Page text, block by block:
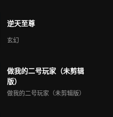
逆天至尊
玄幻
做我的二号玩家（未剪辑
版）
做我的二号玩家（未剪辑版）